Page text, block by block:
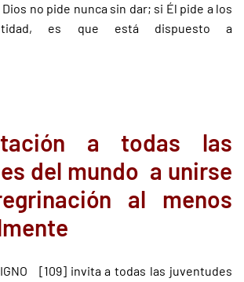
no pide nunca sin dar; si Él pide a los
es que está dispuesto a
a todas las
del mundo a unirse
al menos
[109] invita a todas las juventudes